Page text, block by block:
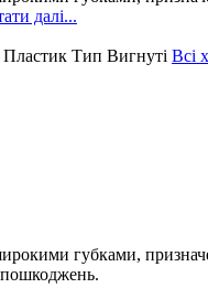
далі...
Пластик Тип Вигнуті Всі
губками,
пошкоджень.